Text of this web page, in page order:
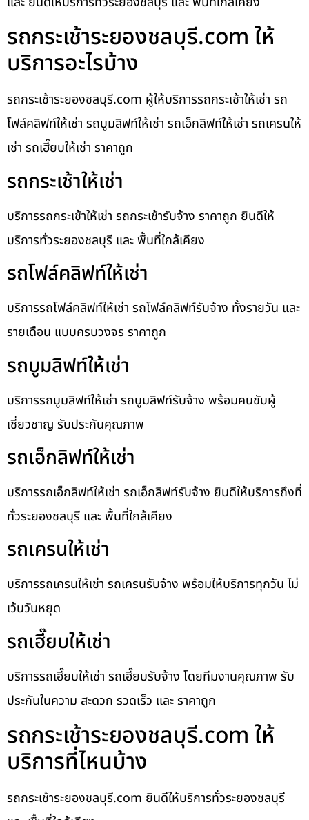
รถกระเช้าระยองชลบุรี.com ให้
บริการอะไรบ้าง
รถกระเช้าระยองชลบุรี.com ผู้ให้บริการรถกระเช้าให้เช่า รถ
โฟล์คลิฟท์ให้เช่า รถบูมลิฟท์ให้เช่า รถเอ็กลิฟท์ให้เช่า รถเครนให้
เช่า รถเฮี๊ยบให้เช่า ราคาถูก
รถกระเช้าให้เช่า
บริการรถกระเช้าให้เช่า รถกระเช้ารับจ้าง ราคาถูก ยินดีให้
บริการทั่วระยองชลบุรี และ พื้นที่ใกล้เคียง
รถโฟล์คลิฟท์ให้เช่า
บริการรถโฟล์คลิฟท์ให้เช่า รถโฟล์คลิฟท์รับจ้าง ทั้งรายวัน และ
รายเดือน แบบครบวงจร ราคาถูก
รถบูมลิฟท์ให้เช่า
บริการรถบูมลิฟท์ให้เช่า รถบูมลิฟท์รับจ้าง พร้อมคนขับผู้
เชี่ยวชาญ รับประกันคุณภาพ
รถเอ็กลิฟท์ให้เช่า
บริการรถเอ็กลิฟท์ให้เช่า รถเอ็กลิฟท์รับจ้าง ยินดีให้บริการถึงที่
ทั่วระยองชลบุรี และ พื้นที่ใกล้เคียง
รถเครนให้เช่า
บริการรถเครนให้เช่า รถเครนรับจ้าง พร้อมให้บริการทุกวัน ไม่
เว้นวันหยุด
รถเฮี๊ยบให้เช่า
บริการรถเฮี๊ยบให้เช่า รถเฮี๊ยบรับจ้าง โดยทีมงานคุณภาพ รับ
ประกันในความ สะดวก รวดเร็ว และ ราคาถูก
รถกระเช้าระยองชลบุรี.com ให้
บริการที่ไหนบ้าง
รถกระเช้าระยองชลบุรี.com ยินดีให้บริการทั่วระยองชลบุรี